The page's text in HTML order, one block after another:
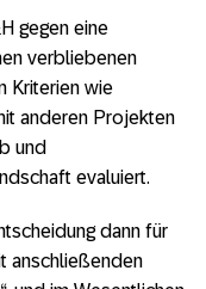
gegen eine
verbliebenen
Kriterien wie
anderen Projekten
und
evaluiert.
dann für
anschließenden